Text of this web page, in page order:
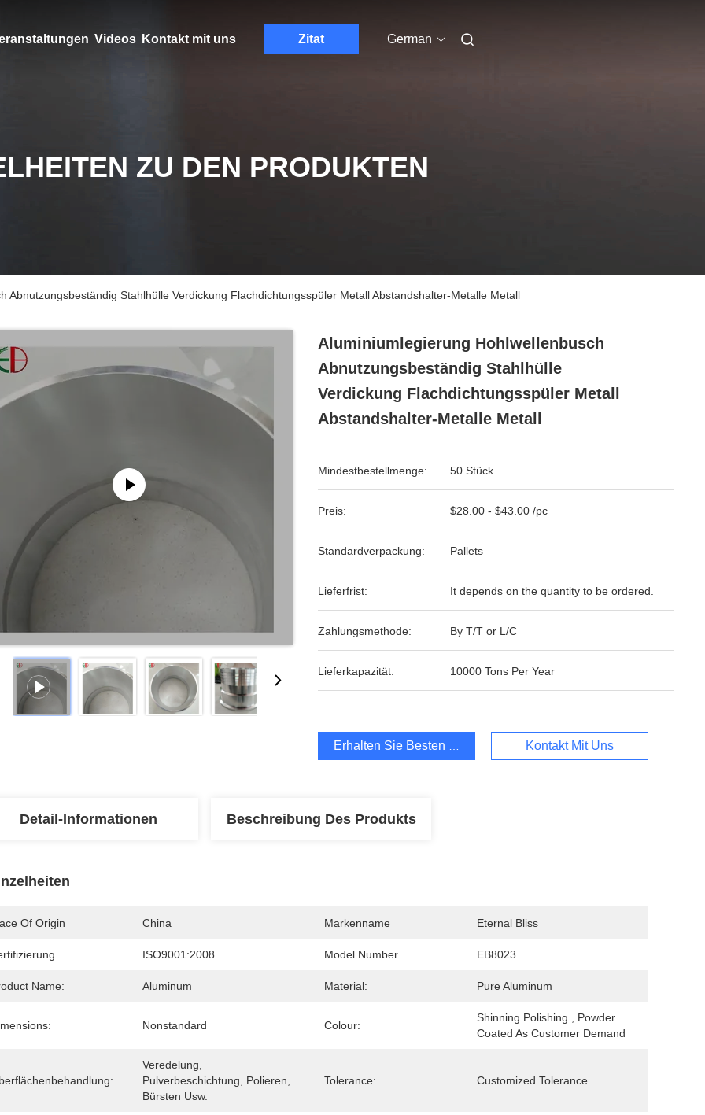
Videos Kontakt mit uns Zitat German
ZU DEN PRODUKTEN
Abnutzungsbeständig Stahlhülle Verdickung Flachdichtungsspüler Metall Abstandshalter-Metalle Metall
Aluminiumlegierung Hohlwellenbusch
Abnutzungsbeständig Stahlhülle
Verdickung Flachdichtungsspüler Metall
Abstandshalter-Metalle Metall
Mindestbestellmenge: 50 Stück
Preis: $28.00 - $43.00 /pc
Standardverpackung: Pallets
Lieferfrist: It depends on the quantity to be ordered.
Zahlungsmethode: By T/T or L/C
Lieferkapazität: 10000 Tons Per Year
Erhalten Sie Besten Preis Kontakt Mit Uns
Detail-Informationen Beschreibung Des Produkts
Of Origin China Markenname Eternal Bliss
ISO9001:2008 Model Number EB8023
Name: Aluminum Material: Pure Aluminum
Nonstandard Colour:
Shinning Polishing , Powder
Coated As Customer Demand
Veredelung,
Pulverbeschichtung, Polieren,
Bürsten Usw.
Tolerance: Customized Tolerance